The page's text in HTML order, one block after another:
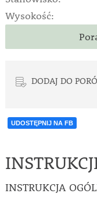
Wysokość:
DODAJ DO
UDOSTĘPNIJ NA FB
INSTRUKCJA